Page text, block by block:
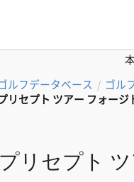
ルフデータベース / ゴル
リセプト ツアー フォー
リセプト